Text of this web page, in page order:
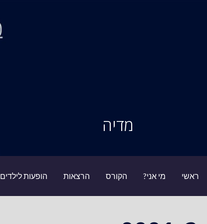
מדיה
ראשי מי אני? הקורס הרצאות הופעות לילדים